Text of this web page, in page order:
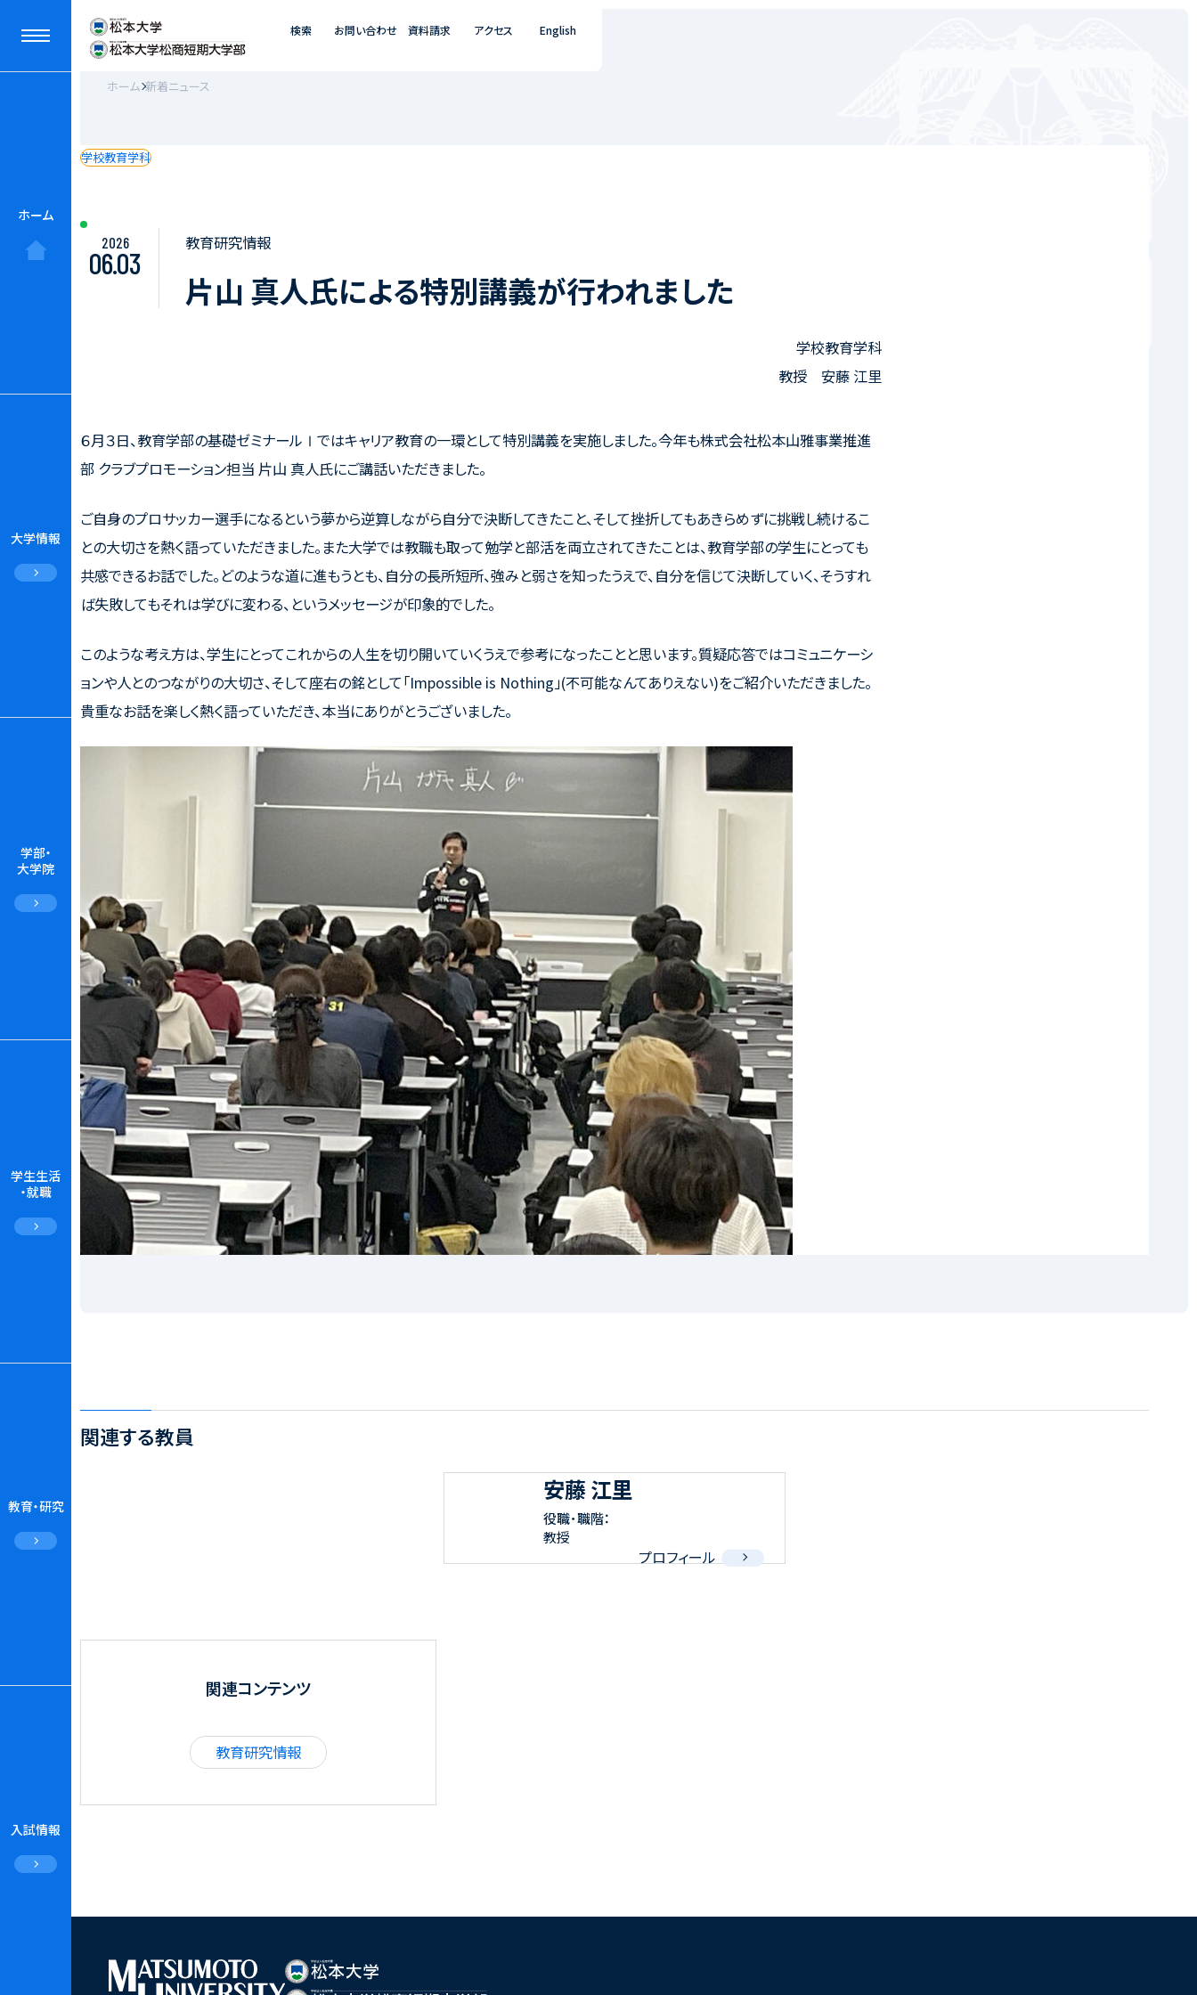
ホーム
大学情報
学部・
大学院
学生生活
・就職
教育・研究
入試情報
検索 お問い合わせ 資料請求 アクセス English
ホーム 新着ニュース
学校教育学科
2026
06.03
教育研究情報
片山 真人氏による特別講義が行われました
学校教育学科
教授 安藤 江里
６月３日、教育学部の基礎ゼミナールⅠではキャリア教育の一環として特別講義を実施しました。今年も株式会社松本山雅事業推進
部 クラブプロモーション担当 片山 真人氏にご講話いただきました。
ご自身のプロサッカー選手になるという夢から逆算しながら自分で決断してきたこと、そして挫折してもあきらめずに挑戦し続けるこ
との大切さを熱く語っていただきました。また大学では教職も取って勉学と部活を両立されてきたことは、教育学部の学生にとっても
共感できるお話でした。どのような道に進もうとも、自分の長所短所、強みと弱さを知ったうえで、自分を信じて決断していく、そうすれ
ば失敗してもそれは学びに変わる、というメッセージが印象的でした。
このような考え方は、学生にとってこれからの人生を切り開いていくうえで参考になったことと思います。質疑応答ではコミュニケーシ
ョンや人とのつながりの大切さ、そして座右の銘として「Impossible is Nothing」(不可能なんてありえない)をご紹介いただきました。
貴重なお話を楽しく熱く語っていただき、本当にありがとうございました。
関連する教員
安藤 江里
役職･職階：
教授
プロフィール
関連コンテンツ
教育研究情報